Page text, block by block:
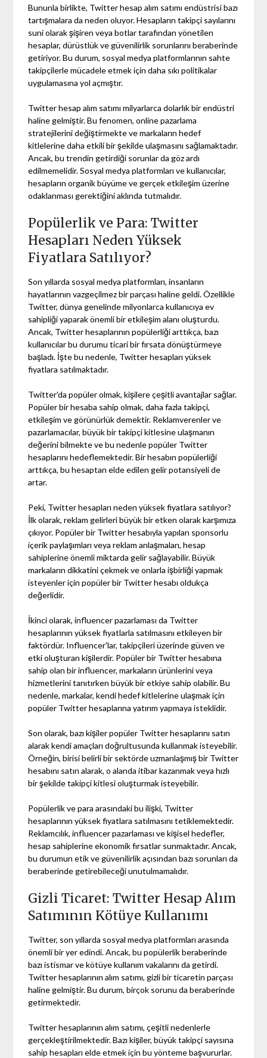
Bununla birlikte, Twitter hesap alım satımı endüstrisi bazı
tartışmalara da neden oluyor. Hesapların takipçi sayılarını
suni olarak şişiren veya botlar tarafından yönetilen
hesaplar, dürüstlük ve güvenilirlik sorunlarını beraberinde
getiriyor. Bu durum, sosyal medya platformlarının sahte
takipçilerle mücadele etmek için daha sıkı politikalar
uygulamasına yol açmıştır.
Twitter hesap alım satımı milyarlarca dolarlık bir endüstri
haline gelmiştir. Bu fenomen, online pazarlama
stratejilerini değiştirmekte ve markaların hedef
kitlelerine daha etkili bir şekilde ulaşmasını sağlamaktadır.
Ancak, bu trendin getirdiği sorunlar da göz ardı
edilmemelidir. Sosyal medya platformları ve kullanıcılar,
hesapların organik büyüme ve gerçek etkileşim üzerine
odaklanması gerektiğini aklında tutmalıdır.
Popülerlik ve Para: Twitter
Hesapları Neden Yüksek
Fiyatlara Satılıyor?
Son yıllarda sosyal medya platformları, insanların
hayatlarının vazgeçilmez bir parçası haline geldi. Özellikle
Twitter, dünya genelinde milyonlarca kullanıcıya ev
sahipliği yaparak önemli bir etkileşim alanı oluşturdu.
Ancak, Twitter hesaplarının popülerliği arttıkça, bazı
kullanıcılar bu durumu ticari bir fırsata dönüştürmeye
başladı. İşte bu nedenle, Twitter hesapları yüksek
fiyatlara satılmaktadır.
Twitter'da popüler olmak, kişilere çeşitli avantajlar sağlar.
Popüler bir hesaba sahip olmak, daha fazla takipçi,
etkileşim ve görünürlük demektir. Reklamverenler ve
pazarlamacılar, büyük bir takipçi kitlesine ulaşmanın
değerini bilmekte ve bu nedenle popüler Twitter
hesaplarını hedeflemektedir. Bir hesabın popülerliği
arttıkça, bu hesaptan elde edilen gelir potansiyeli de
artar.
Peki, Twitter hesapları neden yüksek fiyatlara satılıyor?
İlk olarak, reklam gelirleri büyük bir etken olarak karşımıza
çıkıyor. Popüler bir Twitter hesabıyla yapılan sponsorlu
içerik paylaşımları veya reklam anlaşmaları, hesap
sahiplerine önemli miktarda gelir sağlayabilir. Büyük
markaların dikkatini çekmek ve onlarla işbirliği yapmak
isteyenler için popüler bir Twitter hesabı oldukça
değerlidir.
İkinci olarak, influencer pazarlaması da Twitter
hesaplarının yüksek fiyatlarla satılmasını etkileyen bir
faktördür. Influencer'lar, takipçileri üzerinde güven ve
etki oluşturan kişilerdir. Popüler bir Twitter hesabına
sahip olan bir influencer, markaların ürünlerini veya
hizmetlerini tanıtırken büyük bir etkiye sahip olabilir. Bu
nedenle, markalar, kendi hedef kitlelerine ulaşmak için
popüler Twitter hesaplarına yatırım yapmaya isteklidir.
Son olarak, bazı kişiler popüler Twitter hesaplarını satın
alarak kendi amaçları doğrultusunda kullanmak isteyebilir.
Örneğin, birisi belirli bir sektörde uzmanlaşmış bir Twitter
hesabını satın alarak, o alanda itibar kazanmak veya hızlı
bir şekilde takipçi kitlesi oluşturmak isteyebilir.
Popülerlik ve para arasındaki bu ilişki, Twitter
hesaplarının yüksek fiyatlara satılmasını tetiklemektedir.
Reklamcılık, influencer pazarlaması ve kişisel hedefler,
hesap sahiplerine ekonomik fırsatlar sunmaktadır. Ancak,
bu durumun etik ve güvenilirlik açısından bazı sorunları da
beraberinde getirebileceği unutulmamalıdır.
Gizli Ticaret: Twitter Hesap Alım
Satımının Kötüye Kullanımı
Twitter, son yıllarda sosyal medya platformları arasında
önemli bir yer edindi. Ancak, bu popülerlik beraberinde
bazı istismar ve kötüye kullanım vakalarını da getirdi.
Twitter hesaplarının alım satımı, gizli bir ticaretin parçası
haline gelmiştir. Bu durum, birçok sorunu da beraberinde
getirmektedir.
Twitter hesaplarının alım satımı, çeşitli nedenlerle
gerçekleştirilmektedir. Bazı kişiler, büyük takipçi sayısına
sahip hesapları elde etmek için bu yönteme başvururlar.